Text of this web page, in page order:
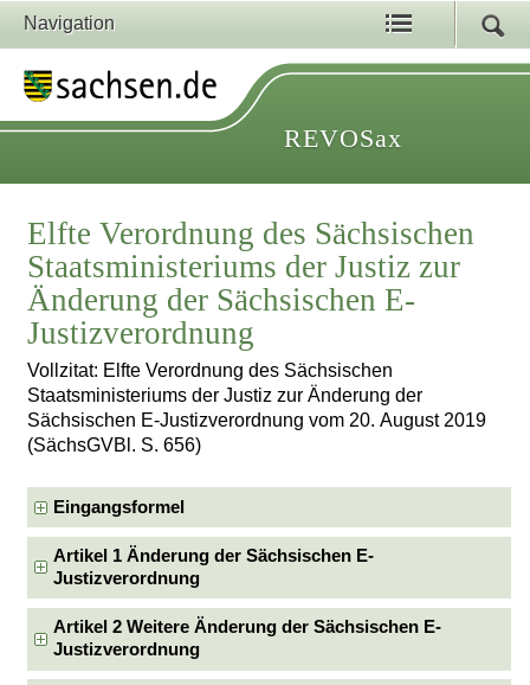
Navigation
REVOSax
Elfte Verordnung des Sächsischen
Staatsministeriums der Justiz zur
Änderung der Sächsischen E-
Justizverordnung
Vollzitat: Elfte Verordnung des Sächsischen
Staatsministeriums der Justiz zur Änderung der
Sächsischen E-Justizverordnung vom 20. August 2019
(SächsGVBl. S. 656)
Eingangsformel
Artikel 1 Änderung der Sächsischen E-
Justizverordnung
Artikel 2 Weitere Änderung der Sächsischen E-
Justizverordnung